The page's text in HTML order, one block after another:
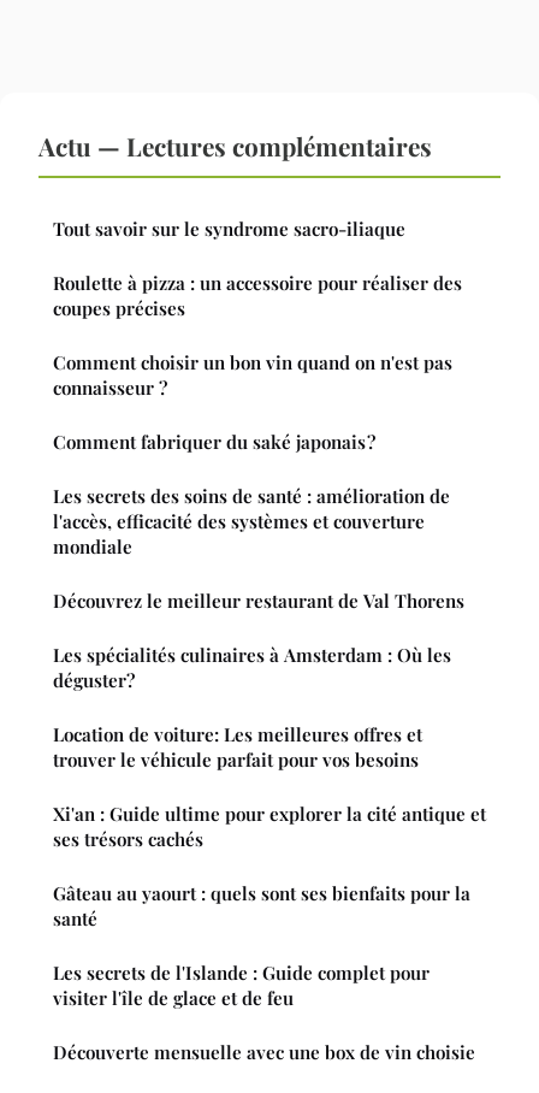
Actu — Lectures complémentaires
Tout savoir sur le syndrome sacro-iliaque
Roulette à pizza : un accessoire pour réaliser des
coupes précises
Comment choisir un bon vin quand on n'est pas
connaisseur ?
Comment fabriquer du saké japonais ?
Les secrets des soins de santé : amélioration de
l'accès, efficacité des systèmes et couverture
mondiale
Découvrez le meilleur restaurant de Val Thorens
Les spécialités culinaires à Amsterdam : Où les
déguster?
Location de voiture: Les meilleures offres et
trouver le véhicule parfait pour vos besoins
Xi'an : Guide ultime pour explorer la cité antique et
ses trésors cachés
Gâteau au yaourt : quels sont ses bienfaits pour la
santé
Les secrets de l'Islande : Guide complet pour
visiter l'île de glace et de feu
Découverte mensuelle avec une box de vin choisie